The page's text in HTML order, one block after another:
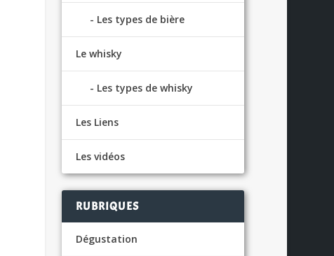
Les types de bière
Le whisky
Les types de whisky
Les Liens
Les vidéos
RUBRIQUES
Dégustation